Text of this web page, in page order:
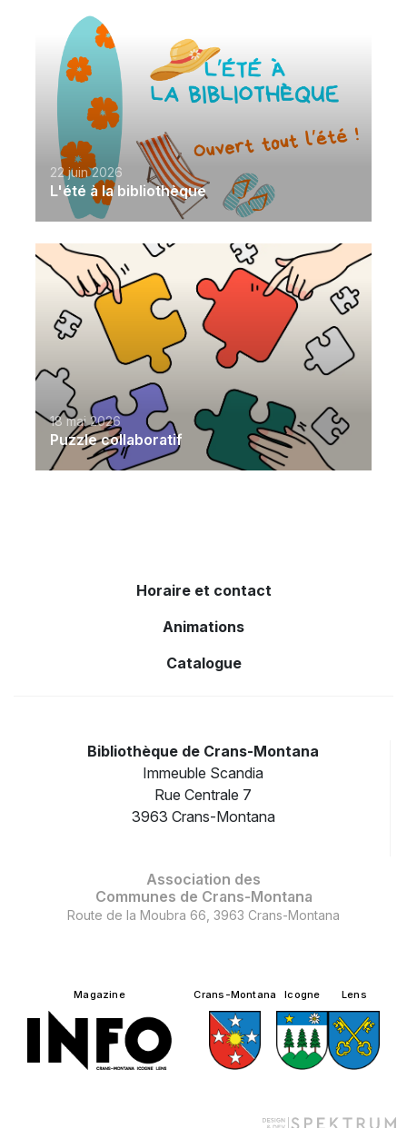
22 juin 2026
L'été à la bibliothèque
18 mai 2026
Puzzle collaboratif
Horaire et contact
Animations
Catalogue
Bibliothèque de Crans-Montana
Immeuble Scandia
Rue Centrale 7
3963 Crans-Montana
Association des
Communes de Crans-Montana
Route de la Moubra 66, 3963 Crans-Montana
Magazine Crans-Montana Icogne Lens